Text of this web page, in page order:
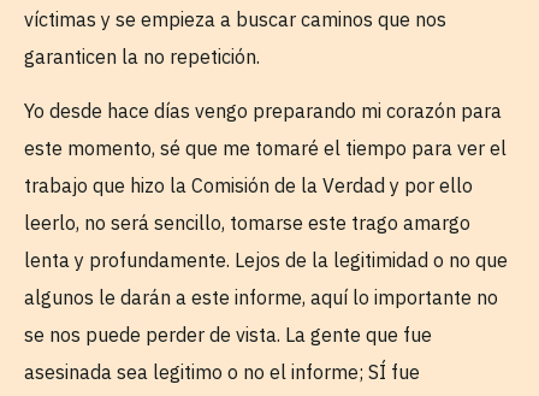
víctimas y se empieza a buscar caminos que nos
garanticen la no repetición.
Yo desde hace días vengo preparando mi corazón para
este momento, sé que me tomaré el tiempo para ver el
trabajo que hizo la Comisión de la Verdad y por ello
leerlo, no será sencillo, tomarse este trago amargo
lenta y profundamente. Lejos de la legitimidad o no que
algunos le darán a este informe, aquí lo importante no
se nos puede perder de vista. La gente que fue
asesinada sea legitimo o no el informe; SÍ fue